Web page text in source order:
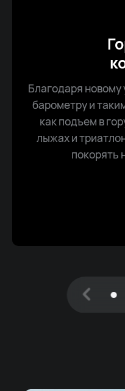
Благодаря
барометру и
как подъем в
лыжах и
покорять